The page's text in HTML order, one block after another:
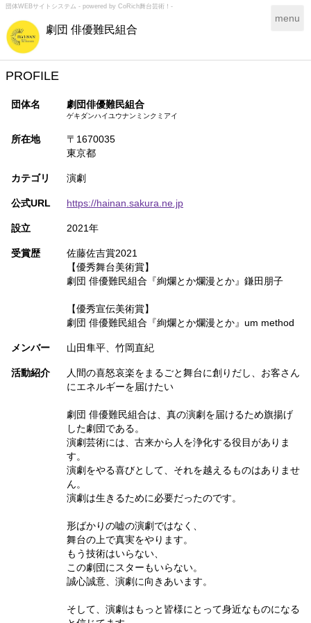
団体WEBサイトシステム - powered by CoRich舞台芸術！-
劇団 俳優難民組合
T
g
menu
PROFILE
団体名 劇団俳優難民組合
ゲキダンハイユウナンミンクミアイ
所在地
〒1670035
東京都
カテゴリ 演劇
公式URL https://hainan.sakura.ne.jp
設立 2021年
受賞歴
佐藤佐吉賞2021
【優秀舞台美術賞】
劇団 俳優難民組合『絢爛とか爛漫とか』鎌田朋子
【優秀宣伝美術賞】
劇団 俳優難民組合『絢爛とか爛漫とか』um method
メンバー 山田隼平、竹岡直紀
活動紹介
人間の喜怒哀楽をまるごと舞台に創りだし、お客さん
にエネルギーを届けたい
劇団 俳優難民組合は、真の演劇を届けるため旗揚げ
した劇団である。
演劇芸術には、古来から人を浄化する役目がありま
す。
演劇をやる喜びとして、それを越えるものはありませ
ん。
演劇は生きるために必要だったのです。
形ばかりの嘘の演劇ではなく、
舞台の上で真実をやります。
もう技術はいらない、
この劇団にスターもいらない。
誠心誠意、演劇に向きあいます。
そして、演劇はもっと皆様にとって身近なものになる